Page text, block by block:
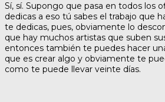
Sí, sí. Supongo que pasa en todos los
dedicas a eso tú sabes el trabajo que
te dedicas, pues, obviamente lo
que hay muchos artistas que suben
entonces también te puedes hacer
que es crear algo y obviamente te
como te puede llevar veinte días.